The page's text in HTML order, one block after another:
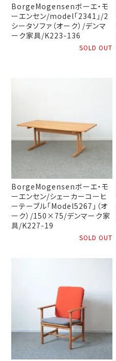
BorgeMogensenボーエ・モ
ーエンセン/model「2341」/2
シータソファ（オーク）/デンマ
ーク家具/K223-136
SOLD OUT
BorgeMogensenボーエ・モ
ーエンセン/シェーカーコーヒ
ーテーブル「Model5267」（オ
ーク）/150×75/デンマーク家
具/K227-19
SOLD OUT